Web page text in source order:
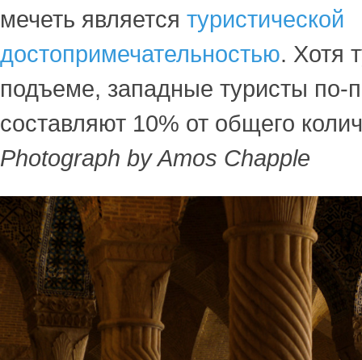
мечеть является туристической
достопримечательностью. Хотя
подъеме, западные туристы по-
составляют 10% от общего
Photograph by Amos Chapple